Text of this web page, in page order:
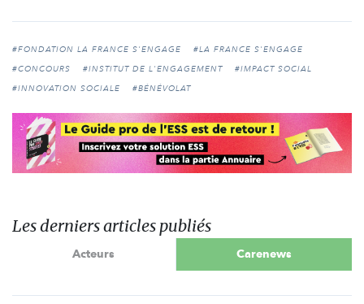
#FONDATION LA FRANCE S'ENGAGE
#LA FRANCE S'ENGAGE
#CONCOURS
#INSTITUT DE L'ENGAGEMENT
#IMPACT SOCIAL
#INNOVATION SOCIALE
#BÉNÉVOLAT
Les derniers articles publiés
Acteurs Carenews